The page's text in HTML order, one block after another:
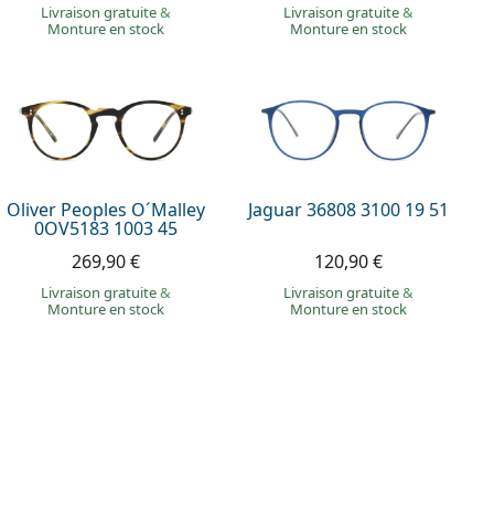
Livraison gratuite&
Monture en stock
Livraison gratuite&
Monture en stock
Oliver Peoples O´Malley
0OV5183 1003 45
269,90 €
Livraison gratuite&
Monture en stock
Jaguar 36808 3100 19 51
120,90 €
Livraison gratuite&
Monture en stock